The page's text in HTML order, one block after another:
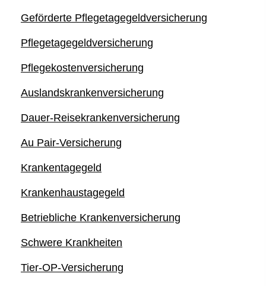
Geförderte Pflegetagegeldversicherung
Pflegetagegeldversicherung
Pflegekostenversicherung
Auslandskrankenversicherung
Dauer-Reise­kranken­ver­si­che­rung
Au Pair-Versicherung
Krankentagegeld
Krankenhaustagegeld
Betriebliche Kranken­ver­si­che­rung
Schwe­re Krank­hei­ten
Tier-OP-Versicherung